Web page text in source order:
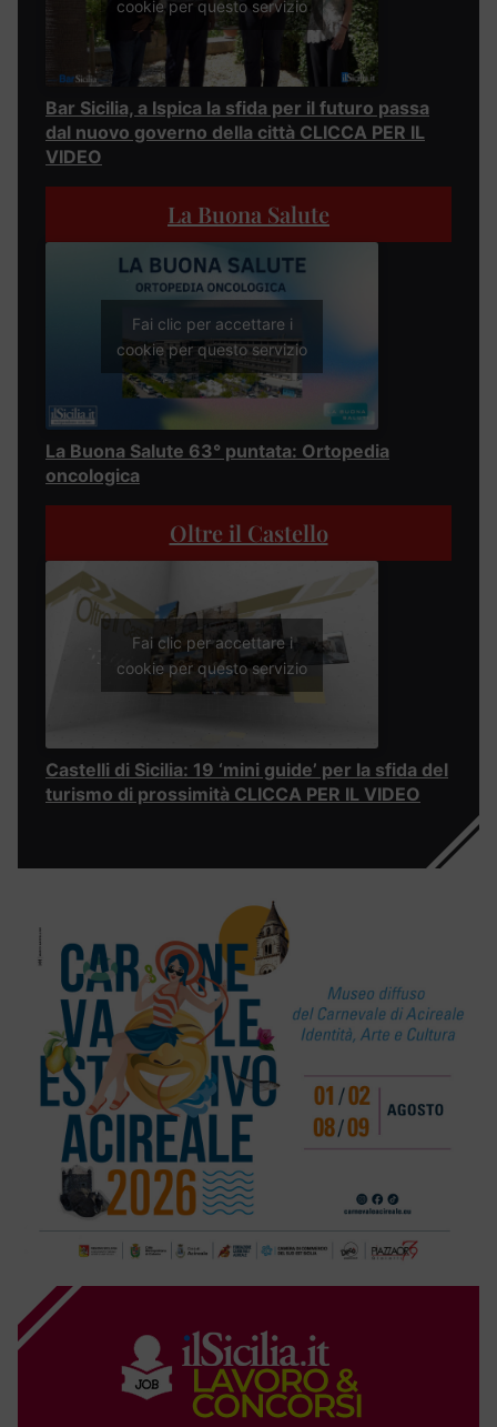
cookie per questo servizio
Bar Sicilia, a Ispica la sfida per il futuro passa
dal nuovo governo della città CLICCA PER IL
VIDEO
La Buona Salute
Fai clic per accettare i
cookie per questo servizio
La Buona Salute 63° puntata: Ortopedia
oncologica
Oltre il Castello
Fai clic per accettare i
cookie per questo servizio
Castelli di Sicilia: 19 ‘mini guide’ per la sfida del
turismo di prossimità CLICCA PER IL VIDEO